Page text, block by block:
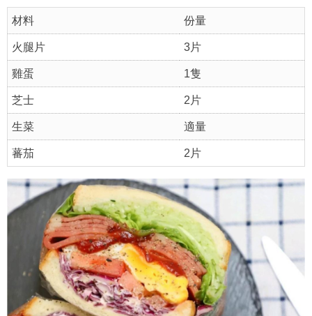
材料 份量
火腿片 3片
雞蛋 1隻
芝士 2片
生菜 適量
蕃茄 2片